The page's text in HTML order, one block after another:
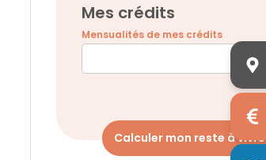
Mes crédits
Mensualités de mes crédits
Calculer mon reste à vivre